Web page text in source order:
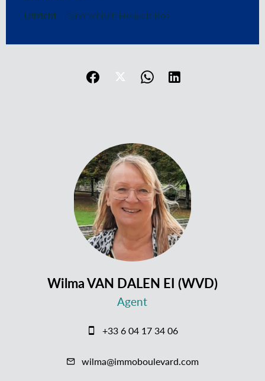
Uitzicht Panoramisch Heuvels Bos
Wilma VAN DALEN EI (WVD)
Agent
+33 6 04 17 34 06
wilma@immoboulevard.com